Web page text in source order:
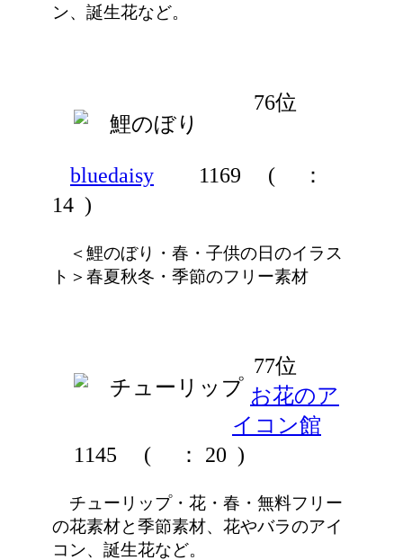
ン、誕生花など。
76位
bluedaisy 1169 (
：
14 )
＜鯉のぼり・春・子供の日のイラス
ト＞春夏秋冬・季節のフリー素材
77位
お花のア
イコン館
1145
( ： 20 )
チューリップ・花・春・無料フリー
の花素材と季節素材、花やバラのアイ
コン、誕生花など。